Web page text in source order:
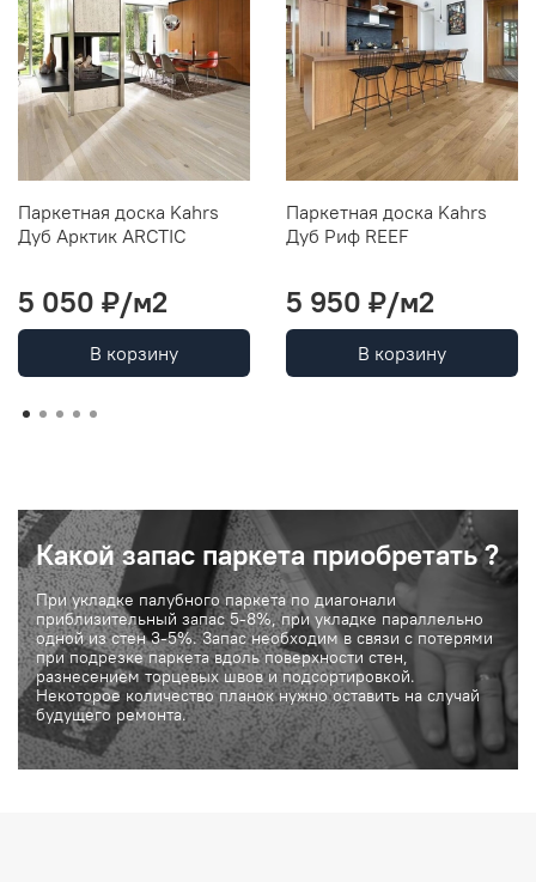
Паркетная доска Kahrs
Дуб Арктик ARCTIC
5 050 ₽/м2
В корзину
Паркетная доска Kahrs
Дуб Риф REEF
5 950 ₽/м2
В корзину
Какой запас паркета приобретать ?
При укладке палубного паркета по диагонали
приблизительный запас 5-8%, при укладке параллельно
одной из стен 3-5%. Запас необходим в связи с потерями
при подрезке паркета вдоль поверхности стен,
разнесением торцевых швов и подсортировкой.
Некоторое количество планок нужно оставить на случай
будущего ремонта.